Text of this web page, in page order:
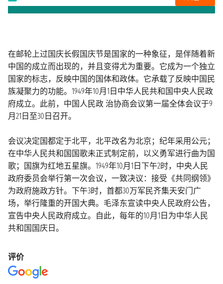
在邮轮上过国庆长假国庆节是国家的一种象征，是伴随着新
中国的成立而出现的，并且变得尤为重要。它成为一个独立
国家的标志，反映中国的国体和政体。它承载了反映中国民
族凝聚力的功能。1949年10月1日中华人民共和国中央人民政
府成立。此前，中国人民政 治协商会议第一届全体会议于9
月21日至30日召开。
会议决定国都定于北平，北平改名为北京；纪年采用公元；
在中华人民共和国国歌未正式制定前，以义勇军进行曲为国
歌；国旗为红地五星旗。1949年10月1日下午2时，中央人民
政府委员会举行第一次会议，一致决议：接受《共同纲领》
为政府施政方针。下午3时，首都30万军民齐集天安门广
场，举行隆重的开国大典。毛泽东宣读中央人民政府公告，
宣告中央人民政府成立。自此，每年的10月1日为中华人民
共和国国庆日。
评价